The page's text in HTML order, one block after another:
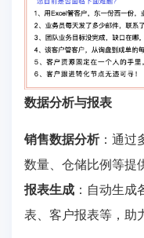
数据分析与报表
销售数据分析：通过
数量、仓储比例等提
报表生成 ：自动生
表、客户报表等，助